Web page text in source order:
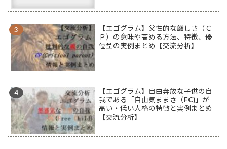
【エゴグラム】父性的な厳しさ（Ｃ
Ｐ）の意味や高める方法、特徴、優
位型の実例まとめ【交流分析】
【エゴグラム】自由奔放な子供の自
我である「自由気ままさ（FC)」が
高い・低い人格の特徴と実例まとめ
【交流分析】